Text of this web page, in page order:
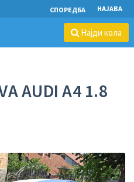
СПОРЕДБА НАЈАВА
Најди кола
AUDI A4 1.8